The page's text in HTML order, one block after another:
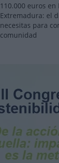
110.000 euros
Extremadura: el
necesitas para
comunidad